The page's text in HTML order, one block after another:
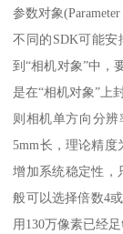
参数对象
不同的SDK可能
到“相机对象”中，
是在“相机对象”上
则相机单方向分
5mm长，理论精度
增加系统稳定性，
般可以选择倍数4
用130万像素已经足